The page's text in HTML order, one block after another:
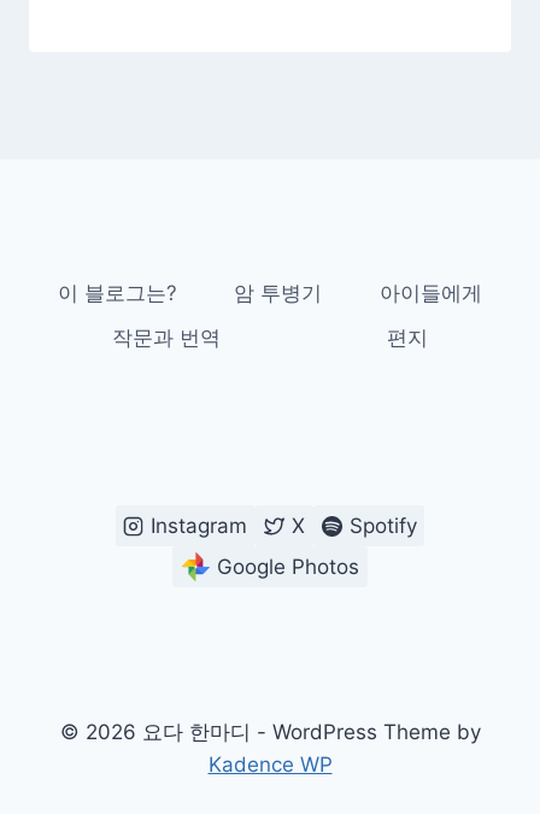
이 블로그는? 암 투병기
아이들에게
작문과 번역
편지
Instagram X
Spotify
Google Photos
© 2026 요다 한마디 - WordPress Theme by
Kadence WP